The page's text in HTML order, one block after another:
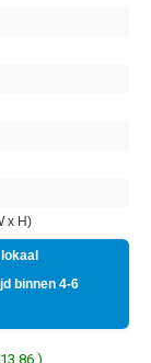
x H)
binnen 4-6
)